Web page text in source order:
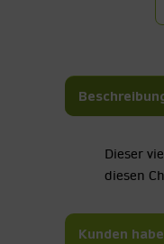
Dieser
diesen
Kunden